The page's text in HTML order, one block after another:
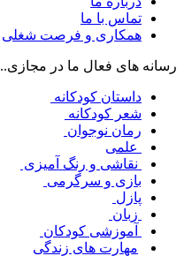
تماس با ما
همکاری و فرصت شغلی
رسانه های فعال ما در مجازی..
داستان کودکانه
شعر کودکانه
رمان نوجوان
علمی
نقاشی و رنگ آمیزی
بازی و سرگرمی
پازل
زبان
آموزشی کودکان
مهارت های زندگی